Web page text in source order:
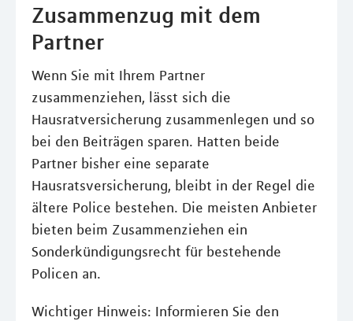
Zusammenzug mit dem
Partner
Wenn Sie mit Ihrem Partner
zusammenziehen, lässt sich die
Hausratversicherung zusammenlegen und so
bei den Beiträgen sparen. Hatten beide
Partner bisher eine separate
Hausratsversicherung, bleibt in der Regel die
ältere Police bestehen. Die meisten Anbieter
bieten beim Zusammenziehen ein
Sonderkündigungsrecht für bestehende
Policen an.
Wichtiger Hinweis: Informieren Sie den